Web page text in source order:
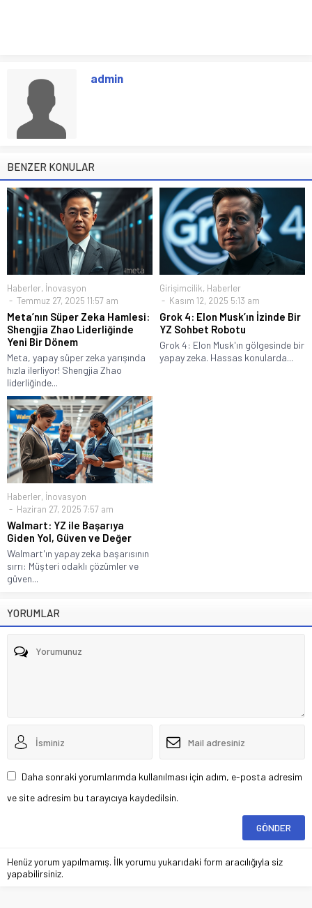
admin
BENZER KONULAR
Haberler, İnovasyon
Temmuz 27, 2025 11:57 am
Meta’nın Süper Zeka Hamlesi:
Shengjia Zhao Liderliğinde
Yeni Bir Dönem
Meta, yapay süper zeka yarışında
hızla ilerliyor! Shengjia Zhao
liderliğinde...
Girişimcilik, Haberler
Kasım 12, 2025 5:13 am
Grok 4: Elon Musk’ın İzinde Bir
YZ Sohbet Robotu
Grok 4: Elon Musk'ın gölgesinde bir
yapay zeka. Hassas konularda...
Haberler, İnovasyon
Haziran 27, 2025 7:57 am
Walmart: YZ ile Başarıya
Giden Yol, Güven ve Değer
Walmart'ın yapay zeka başarısının
sırrı: Müşteri odaklı çözümler ve
güven...
YORUMLAR
Daha sonraki yorumlarımda kullanılması için adım, e-posta adresim
ve site adresim bu tarayıcıya kaydedilsin.
Henüz yorum yapılmamış. İlk yorumu yukarıdaki form aracılığıyla siz
yapabilirsiniz.